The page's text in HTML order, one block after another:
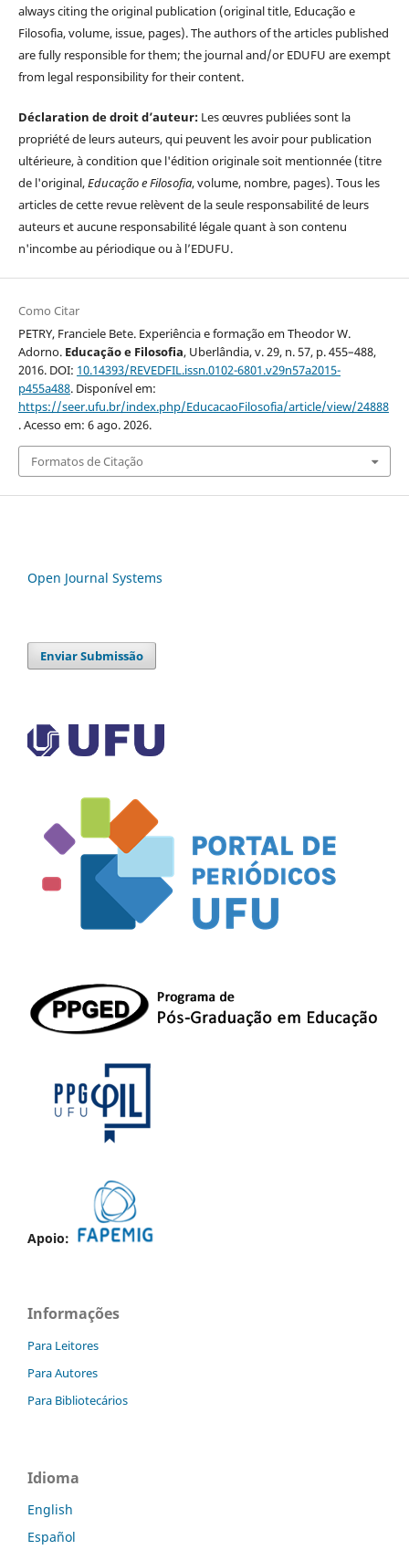
always citing the original publication (original title, Educação e
Filosofia, volume, issue, pages). The authors of the articles published
are fully responsible for them; the journal and/or EDUFU are exempt
from legal responsibility for their content.
Déclaration de droit d’auteur: Les œuvres publiées sont la
propriété de leurs auteurs, qui peuvent les avoir pour publication
ultérieure, à condition que l'édition originale soit mentionnée (titre
de l'original,Educação e Filosofia, volume, nombre, pages). Tous les
articles de cette revue relèvent de la seule responsabilité de leurs
auteurs et aucune responsabilité légale quant à son contenu
n'incombe au périodique ou à l’EDUFU.
Como Citar
PETRY, Franciele Bete. Experiência e formação em Theodor W.
Adorno. Educação e Filosofia, Uberlândia, v. 29, n. 57, p. 455–488,
2016. DOI: 10.14393/REVEDFIL.issn.0102-6801.v29n57a2015-
p455a488. Disponível em:
https://seer.ufu.br/index.php/EducacaoFilosofia/article/view/24888
. Acesso em: 6 ago. 2026.
Formatos de Citação
Open Journal Systems
Enviar Submissão
Apoio:
Informações
Para Leitores
Para Autores
Para Bibliotecários
Idioma
English
Español